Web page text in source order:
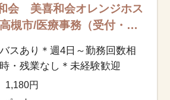
会 美喜和会オレンジホス
槻市/医療事務（受付・ク
イト・パート
スあり＊週4日～勤務回数相
・残業なし＊未経験歓迎
1,180円